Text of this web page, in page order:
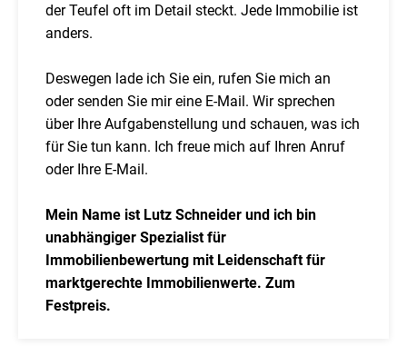
der Teufel oft im Detail steckt. Jede Immobilie ist
anders.
Deswegen lade ich Sie ein, rufen Sie mich an
oder senden Sie mir eine E-Mail. Wir sprechen
über Ihre Aufgabenstellung und schauen, was ich
für Sie tun kann. Ich freue mich auf Ihren Anruf
oder Ihre E-Mail.
Mein Name ist Lutz Schneider und ich bin
unabhängiger Spezialist für
Immobilienbewertung mit Leidenschaft für
marktgerechte Immobilienwerte. Zum
Festpreis.